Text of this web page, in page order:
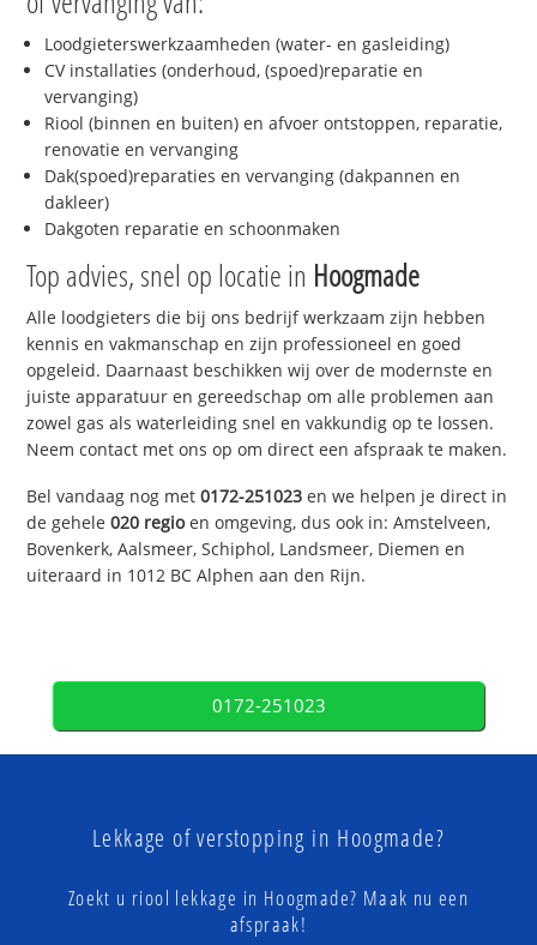
Loodgieterswerkzaamheden (water- en gasleiding)
CV installaties (onderhoud, (spoed)reparatie en
vervanging)
Riool (binnen en buiten) en afvoer ontstoppen, reparatie,
renovatie en vervanging
Dak(spoed)reparaties en vervanging (dakpannen en
dakleer)
Dakgoten reparatie en schoonmaken
Top advies, snel op locatie in Hoogmade
Alle loodgieters die bij ons bedrijf werkzaam zijn hebben
kennis en vakmanschap en zijn professioneel en goed
opgeleid. Daarnaast beschikken wij over de modernste en
juiste apparatuur en gereedschap om alle problemen aan
zowel gas als waterleiding snel en vakkundig op te lossen.
Neem contact met ons op om direct een afspraak te maken.
Bel vandaag nog met0172-251023 en we helpen je direct in
de gehele020 regioen omgeving, dus ook in: Amstelveen,
Bovenkerk, Aalsmeer, Schiphol, Landsmeer, Diemen en
uiteraard in 1012 BC Alphen aan den Rijn.
0172-251023
Lekkage of verstopping in Hoogmade?
Zoekt u riool lekkage in Hoogmade? Maak nu een
afspraak!